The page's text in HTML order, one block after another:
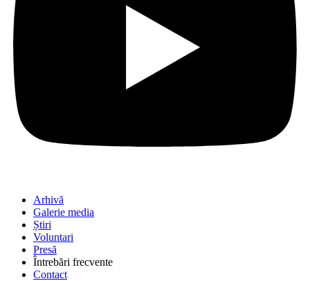
Arhivă
Galerie media
Știri
Voluntari
Presă
Întrebări frecvente
Contact